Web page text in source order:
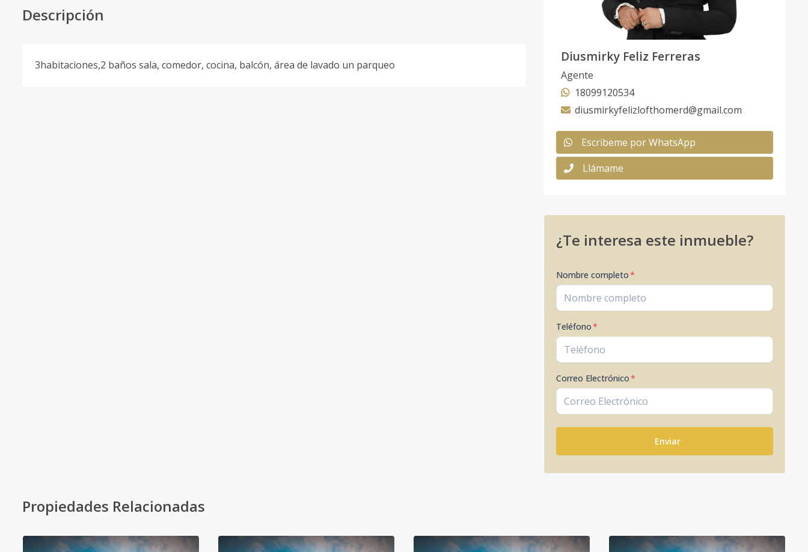
Descripción
3habitaciones,2 baños sala, comedor, cocina, balcón, área de lavado un parqueo
Diusmirky Feliz Ferreras
Agente
18099120534
diusmirkyfelizlofthomerd@gmail.com
Escribeme por WhatsApp
Llámame
¿Te interesa este inmueble?
Nombre completo*
Teléfono*
Correo Electrónico*
Enviar
Propiedades Relacionadas